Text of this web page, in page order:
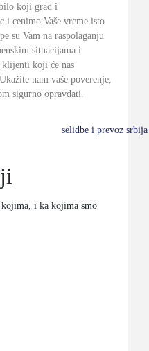
koji grad i
i cenimo Vaše vreme isto
su Vam na raspolaganju
situacijama i
koji će nas
Ukažite nam vaše poverenje,
sigurno opravdati.
i ka kojima smo